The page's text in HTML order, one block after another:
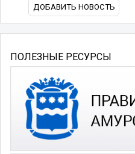
ДОБАВИТЬ НОВОСТЬ
ПОЛЕЗНЫЕ РЕСУРСЫ